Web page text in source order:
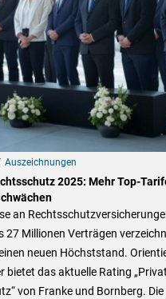
Auszeichnungen
2025: Mehr Top-
an
27 Millionen Verträgen
neuen Höchststand.
bietet das aktuelle Rating
von Franke und Bornberg. Die